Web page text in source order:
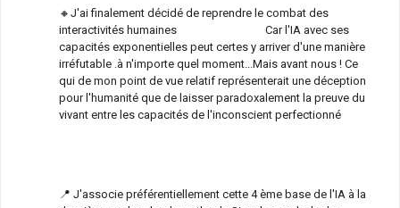
🔸J'ai finalement décidé de reprendre le combat des
interactivités humaines Car l'IA avec ses
capacités exponentielles peut certes y arriver d'une manière
irréfutable .à n'importe quel moment...Mais avant nous ! Ce
qui de mon point de vue relatif représenterait une déception
pour l'humanité que de laisser paradoxalement la preuve du
vivant entre les capacités de l'inconscient perfectionné
📍 J'associe préférentiellement cette 4 ème base de l'IA à la